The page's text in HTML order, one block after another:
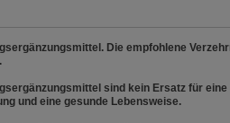
Die empfohlene
sind kein Ersatz für
und eine gesunde Lebensweise.